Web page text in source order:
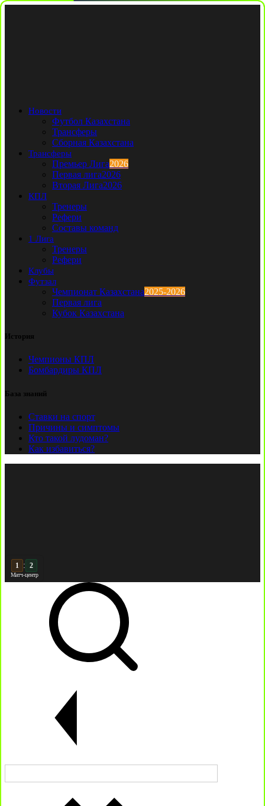
Новости
Футбол Казахстана
Трансферы
Сборная Казахстана
Трансферы
Премьер Лига2026
Первая лига2026
Вторая Лига2026
КПЛ
Тренеры
Рефери
Составы команд
1 Лига
Тренеры
Рефери
Клубы
Футзал
Чемпионат Казахстана2025-2026
Первая лига
Кубок Казахстана
История
Чемпионы КПЛ
Бомбардиры КПЛ
База знаний
Ставки на спорт
Причины и симптомы
Кто такой лудоман?
Как избавиться?
2 : 2
Матч-центр